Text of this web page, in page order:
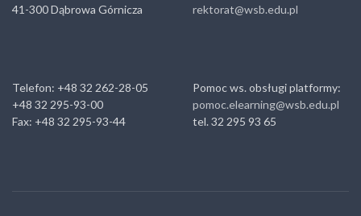
41-300 Dąbrowa Górnicza
rektorat@wsb.edu.pl
Telefon: +48 32 262-28-05
+48 32 295-93-00
Fax: +48 32 295-93-44
Pomoc ws. obsługi platformy:
pomoc.elearning@wsb.edu.pl
tel. 32 295 93 65